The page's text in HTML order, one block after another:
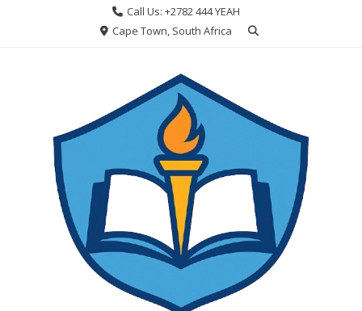
Call Us: +2782 444 YEAH
Cape Town, South Africa